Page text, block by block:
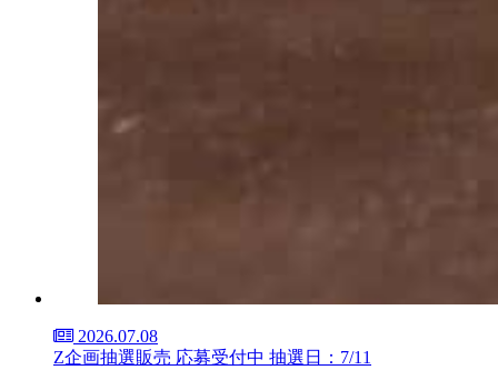
2026.07.08
Z企画抽選販売 応募受付中 抽選日：7/11